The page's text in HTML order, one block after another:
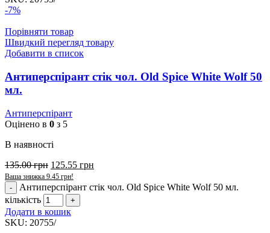
-7%
Порівняти товар
Швидкий перегляд товару
Добавити в список
Антиперспірант стік чол. Old Spice White Wolf 50
мл.
Антиперспірант
Оцінено в 0 з 5
В наявності
135.00грн 125.55 грн
Ваша знижка 9.45 грн!
Антиперспірант стік чол. Old Spice White Wolf 50 мл.
кількість
Додати в кошик
SKU: 20755/